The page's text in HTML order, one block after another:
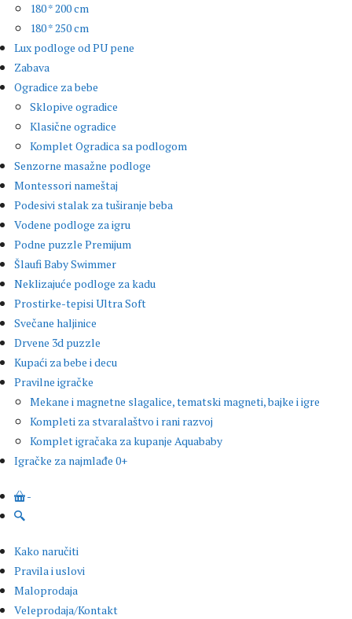
180 * 200 cm
180 * 250 cm
Lux podloge od PU pene
Zabava
Ogradice za bebe
Sklopive ogradice
Klasične ogradice
Komplet Ogradica sa podlogom
Senzorne masažne podloge
Montessori nameštaj
Podesivi stalak za tuširanje beba
Vodene podloge za igru
Podne puzzle Premijum
Šlaufi Baby Swimmer
Neklizajuće podloge za kadu
Prostirke-tepisi Ultra Soft
Svečane haljinice
Drvene 3d puzzle
Kupaći za bebe i decu
Pravilne igračke
Mekane i magnetne slagalice, tematski magneti, bajke i igre
Kompleti za stvaralaštvo i rani razvoj
Komplet igračaka za kupanje Aquababy
Igračke za najmlađe 0+
-
Kako naručiti
Pravila i uslovi
Maloprodaja
Veleprodaja/Kontakt